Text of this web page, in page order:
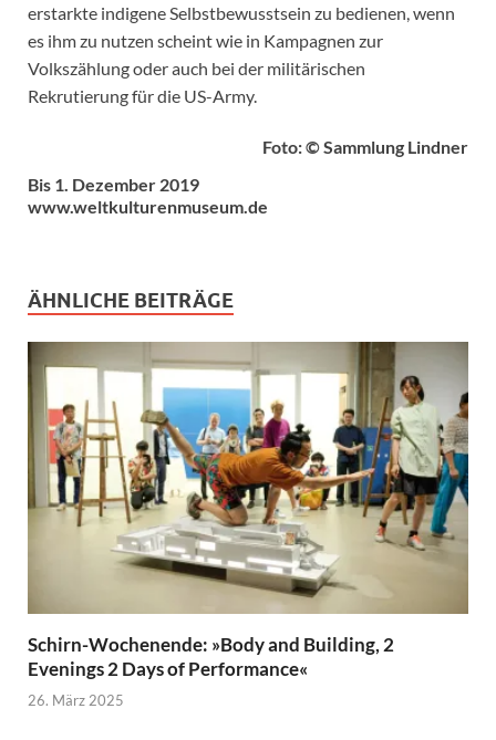
erstarkte indigene Selbstbewusstsein zu bedienen, wenn
es ihm zu nutzen scheint wie in Kampagnen zur
Volkszählung oder auch bei der militärischen
Rekrutierung für die US-Army.
Foto: © Sammlung Lindner
Bis 1. Dezember 2019
www.weltkulturenmuseum.de
ÄHNLICHE BEITRÄGE
Schirn-Wochenende: »Body and Building, 2
Evenings 2 Days of Performance«
26. März 2025